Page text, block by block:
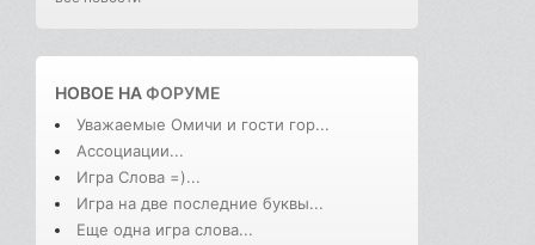
НОВОЕ НАФОРУМЕ
Уважаемые Омичи и гости гор...
Ассоциации...
Игра Слова =)...
Игра на две последние буквы...
Еще одна игра слова...